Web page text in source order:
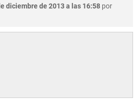
diciembre de 2013 a las 16:58 por